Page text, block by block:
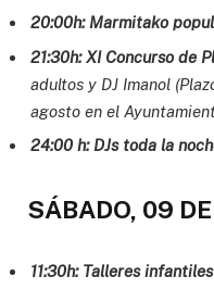
20:00h: Marmitako
21:30h: XI Concurso de
adultos y DJ Imanol
agosto en el
24:00 h: DJs toda la
SÁBADO, 09
11:30h: Talleres infantiles